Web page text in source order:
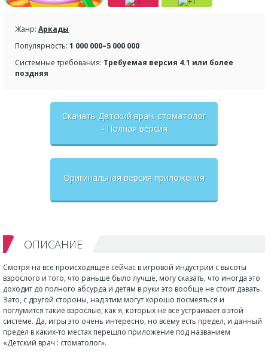
Жанр: Аркады
Популярность: 1 000 000–5 000 000
Системные требования: Требуемая версия 4.1 или более
поздняя
Скачать Детский врач: стоматолог
- Полная версия
Оригинальная версия приложения
ОПИСАНИЕ
Смотря на все происходящее сейчас в игровой индустрии с высоты
взрослого и того, что раньше было лучше, могу сказать, что иногда это
доходит до полного абсурда и детям в руки это вообще не стоит давать.
Зато, с другой стороны, над этим могут хорошо посмеяться и
поглумится такие взрослые, как я, которых не все устраивает в этой
системе. Да, игры это очень интересно, но всему есть предел, и данный
предел в каких-то местах перешло приложение под названием
«Детский врач : стоматолог».